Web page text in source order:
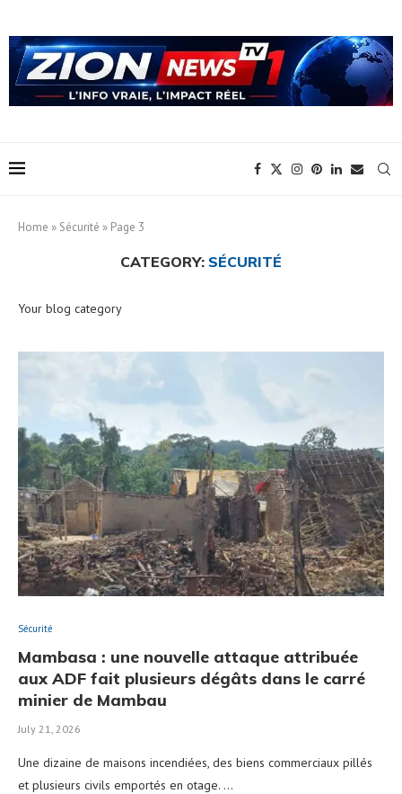
Home » Sécurité » Page 3
CATEGORY: SÉCURITÉ
Your blog category
Sécurité
Mambasa : une nouvelle attaque attribuée
aux ADF fait plusieurs dégâts dans le carré
minier de Mambau
July 21, 2026
Une dizaine de maisons incendiées, des biens commerciaux pillés
et plusieurs civils emportés en otage. …